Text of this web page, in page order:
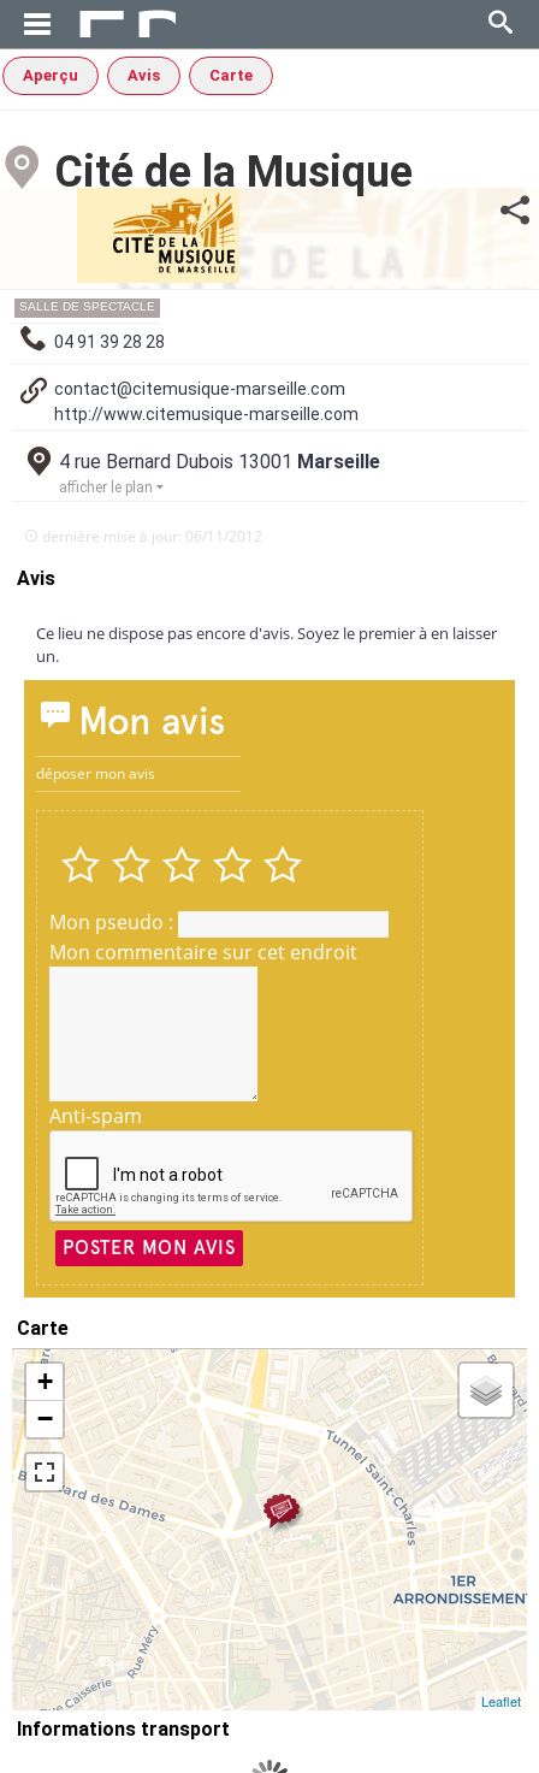
Aperçu Avis Carte
Cité de la Musique
SALLE DE SPECTACLE
04 91 39 28 28
contact@citemusique-marseille.com
http://www.citemusique-marseille.com
4 rue Bernard Dubois 13001 Marseille
afficher le plan
dernière mise à jour: 06/11/2012
Avis
Ce lieu ne dispose pas encore d'avis. Soyez le premier à en laisser
un.
Mon avis
déposer mon avis
Mon pseudo :
Mon commentaire sur cet endroit
Anti-spam
POSTER MON AVIS
Carte
+
−
Leaflet
Informations transport